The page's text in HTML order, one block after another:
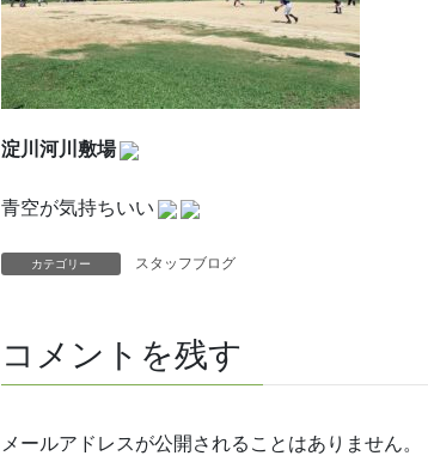
淀川河川敷場
青空が気持ちいい
カテゴリー スタッフブログ
コメントを残す
メールアドレスが公開されることはありません。